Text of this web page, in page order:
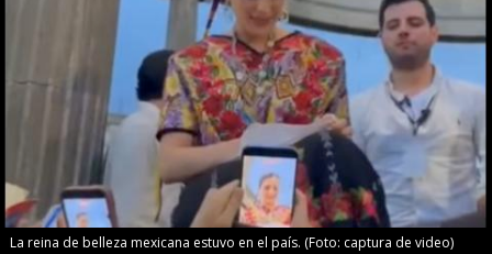
La reina de belleza mexicana estuvo en el país. (Foto: captura de video)